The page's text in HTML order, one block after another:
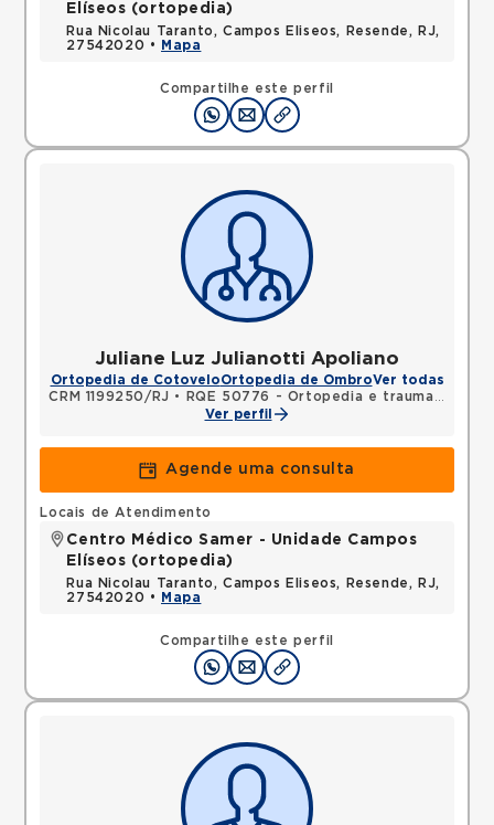
Compartilhe este perfil
Elíseos (ortopedia)
Rua Nicolau Taranto, Campos Eliseos, Resende, RJ,
27542020 •
Mapa
Juliane Luz Julianotti Apoliano
Ortopedia de CotoveloOrtopedia de OmbroVer todas
CRM 1199250/RJ •
RQE 50776 - Ortopedia e traumatologia
Ver perfil
Agende uma consulta
Compartilhe este perfil
Locais de Atendimento
Centro Médico Samer - Unidade Campos
Elíseos (ortopedia)
Rua Nicolau Taranto, Campos Eliseos, Resende, RJ,
27542020 •
Mapa